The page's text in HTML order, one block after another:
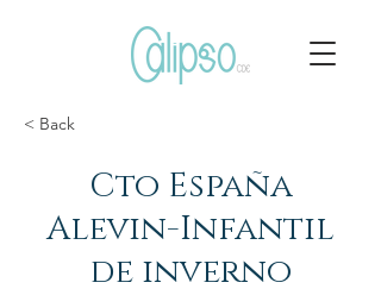
< Back
Cto España
Alevin-Infantil
de inverno